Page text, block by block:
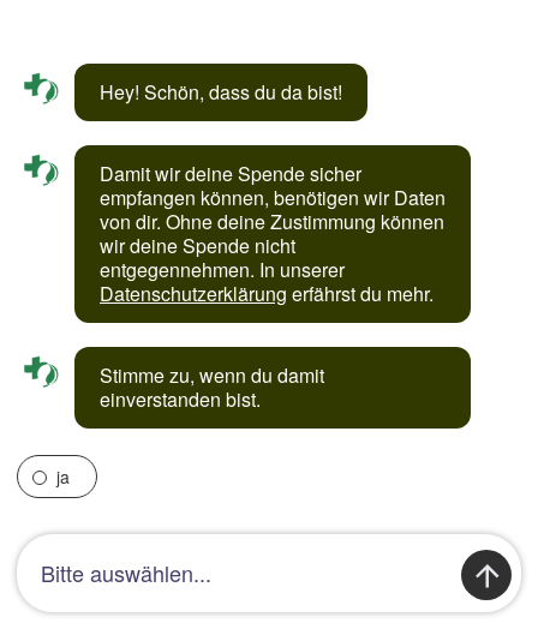
Hey! Schön, dass du da bist!
Damit wir deine Spende sicher
empfangen können, benötigen wir Daten
von dir. Ohne deine Zustimmung können
wir deine Spende nicht
entgegennehmen. In unserer
Datenschutzerklärung erfährst du mehr.
Stimme zu, wenn du damit
einverstanden bist.
ja